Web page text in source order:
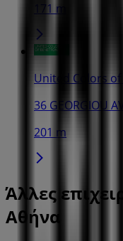
171 m
United Colors
36 GEORGIOU
201 m
Άλλες
Αθήνα